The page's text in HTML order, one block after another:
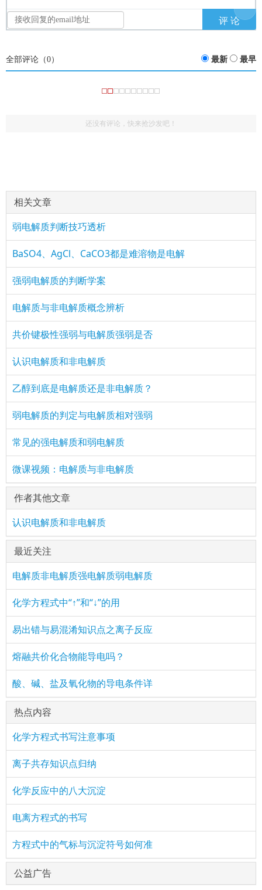
全部评论（0） 最新 最早
还没有评论，快来抢沙发吧！
相关文章
弱电解质判断技巧透析
BaSO4、AgCl、CaCO3都是难溶物是电解
强弱电解质的判断学案
电解质与非电解质概念辨析
共价键极性强弱与电解质强弱是否
认识电解质和非电解质
乙醇到底是电解质还是非电解质？
弱电解质的判定与电解质相对强弱
常见的强电解质和弱电解质
微课视频：电解质与非电解质
作者其他文章
认识电解质和非电解质
最近关注
电解质非电解质强电解质弱电解质
化学方程式中“↑”和“↓”的用
易出错与易混淆知识点之离子反应
熔融共价化合物能导电吗？
酸、碱、盐及氧化物的导电条件详
热点内容
化学方程式书写注意事项
离子共存知识点归纳
化学反应中的八大沉淀
电离方程式的书写
方程式中的气标与沉淀符号如何准
公益广告